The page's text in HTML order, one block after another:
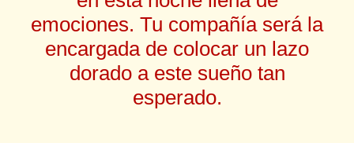
emociones. Tu compañía será la
encargada de colocar un lazo
dorado a este sueño tan
esperado.